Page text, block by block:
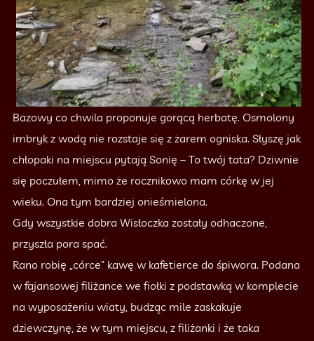
Bazowy co chwila proponuje gorącą herbatę. Osmolony
imbryk z wodą nie rozstaje się z żarem ogniska. Słyszę jak
chłopaki na miejscu pytają Sonię – To twój tata? Dziwnie
się poczułem, mimo że rocznikowo mam córkę w jej
wieku. Ona tym bardziej onieśmielona.
Gdy wszystkie dobra Wisłoczka zostały odhaczone,
przyszła pora spać.
Rano robię „córce” kawę w kafetierce do śpiwora. Podana
w fajansowej filiżance we fiołki z podstawką w komplecie
na wyposażeniu wiaty, budząc mile zaskakuje
dziewczynę, że w tym miejscu, z filiżanki i że taka